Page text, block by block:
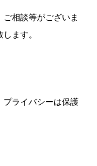
相談等がございま
ます。
プライバシーは保護